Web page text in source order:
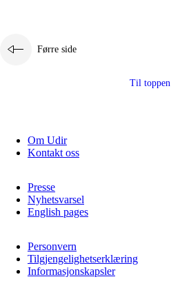
Førre side
Til toppen
Om Udir
Kontakt oss
Presse
Nyhetsvarsel
English pages
Personvern
Tilgjengelighetserklæring
Informasjonskapsler